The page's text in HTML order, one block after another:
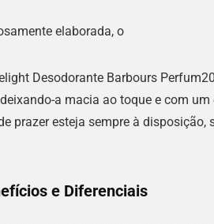
elaborada, o
Desodorante Barbours
a macia ao toque e com
prazer esteja sempre à
e Diferenciais